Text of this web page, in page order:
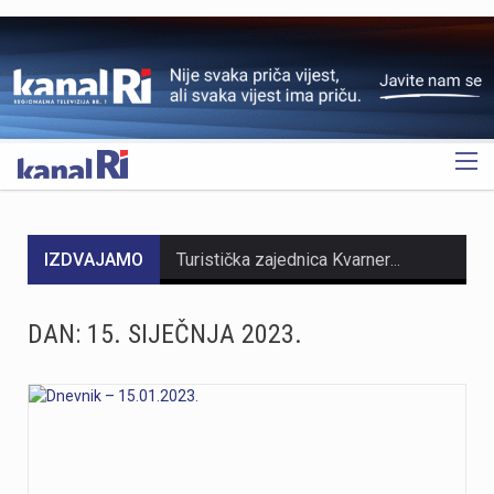
OGLAS
IZDVAJAMO
DAN: 15. SIJEČNJA 2023.